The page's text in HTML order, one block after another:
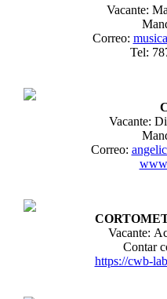
Vacante:
Correo:
Tel:
Vacante:
Correo:
Vacante:
Contar
https://cwb-